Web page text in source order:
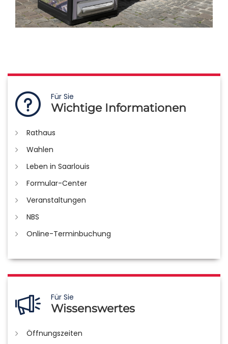
Für Sie
Wichtige Informationen
Rathaus
Wahlen
Leben in Saarlouis
Formular-Center
Veranstaltungen
NBS
Online-Terminbuchung
Für Sie
Wissenswertes
Öffnungszeiten